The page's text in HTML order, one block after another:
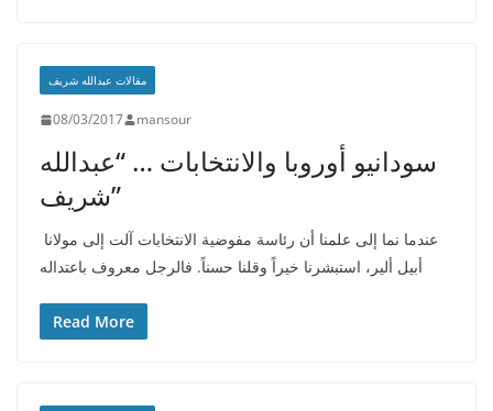
مقالات عبدالله شريف
08/03/2017 mansour
سودانيو أوروبا والانتخابات … “عبدالله
شريف”
أبيل ألير، استبشرنا خيراً وقلنا حسناً. فالرجل معروف باعتداله
Read More